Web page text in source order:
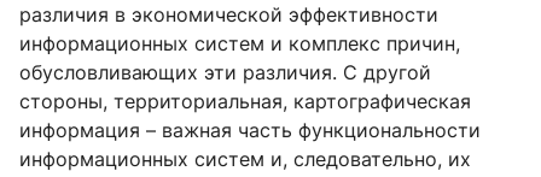
различия в экономической эффективности
информационных систем и комплекс причин,
обусловливающих эти различия. С другой
стороны, территориальная, картографическая
информация – важная часть функциональности
информационных систем и, следовательно, их